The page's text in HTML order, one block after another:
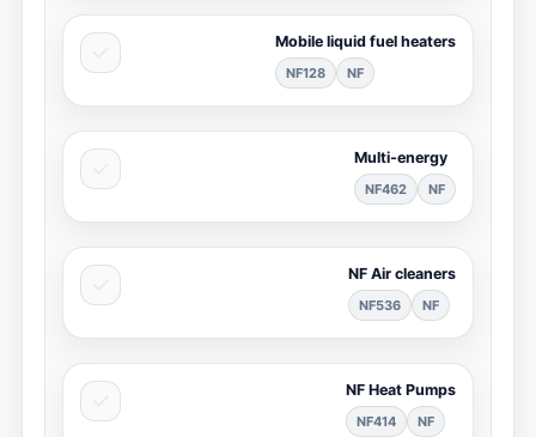
Mobile liquid fuel heaters
NF128
Multi-energy
NF462
NF Air cleaners
NF536
NF Heat Pumps
NF414